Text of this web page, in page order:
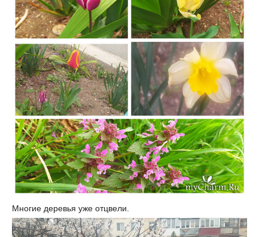
Многие деревья уже отцвели.